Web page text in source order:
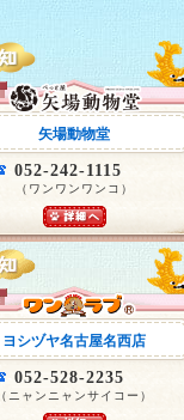
矢場動物堂
052-242-1115
（ワンワンワンコ）
ヨシヅヤ名古屋名西店
052-528-2235
（ニャンニャンサイコー）